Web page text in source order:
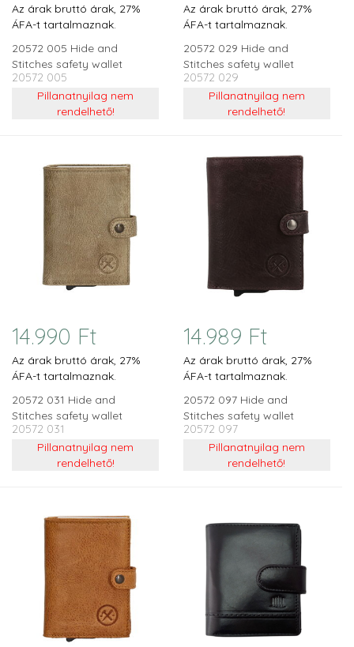
Az árak bruttó árak, 27%
ÁFA-t tartalmaznak.
20572 005 Hide and
Stitches safety wallet
konyak
20572 005
Pillanatnyilag nem
rendelhető!
Az árak bruttó árak, 27%
ÁFA-t tartalmaznak.
20572 029 Hide and
Stitches safety wallet
olivazöld
20572 029
Pillanatnyilag nem
rendelhető!
14.990 Ft
Az árak bruttó árak, 27%
ÁFA-t tartalmaznak.
20572 031 Hide and
Stitches safety wallet
homok
20572 031
Pillanatnyilag nem
rendelhető!
14.989 Ft
Az árak bruttó árak, 27%
ÁFA-t tartalmaznak.
20572 097 Hide and
Stitches safety wallet
sötétbarna
20572 097
Pillanatnyilag nem
rendelhető!